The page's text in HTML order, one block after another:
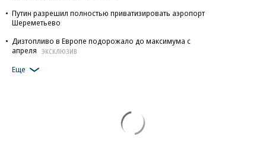
Путин разрешил полностью приватизировать аэропорт
Шереметьево
Дизтопливо в Европе подорожало до максимума с
апреля
ЭКСКЛЮЗИВ
Еще